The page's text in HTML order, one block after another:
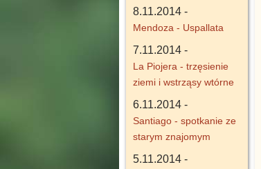
8.11.2014 -
Mendoza - Uspallata
7.11.2014 -
La Piojera - trzęsienie
ziemi i wstrząsy wtórne
6.11.2014 -
Santiago - spotkanie ze
starym znajomym
5.11.2014 -